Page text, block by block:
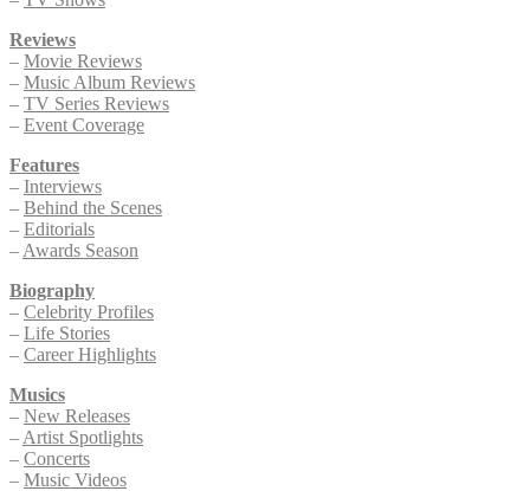
Reviews
– Movie Reviews
– Music Album Reviews
– TV Series Reviews
– Event Coverage
Features
– Interviews
– Behind the Scenes
– Editorials
– Awards Season
Biography
– Celebrity Profiles
– Life Stories
– Career Highlights
Musics
– New Releases
– Artist Spotlights
– Concerts
– Music Videos